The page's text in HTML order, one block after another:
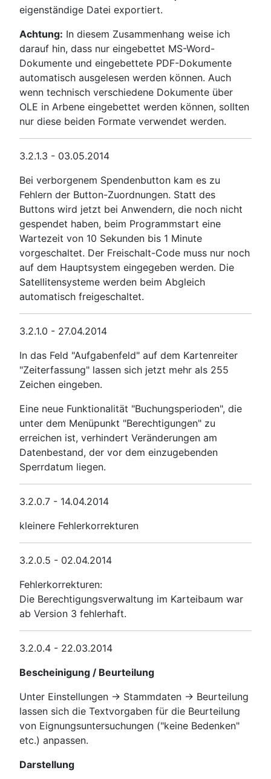
eigenständige Datei exportiert.
Achtung: In diesem Zusammenhang weise ich
darauf hin, dass nur eingebettet MS-Word-
Dokumente und eingebettete PDF-Dokumente
automatisch ausgelesen werden können. Auch
wenn technisch verschiedene Dokumente über
OLE in Arbene eingebettet werden können, sollten
nur diese beiden Formate verwendet werden.
3.2.1.3 - 03.05.2014
Bei verborgenem Spendenbutton kam es zu
Fehlern der Button-Zuordnungen. Statt des
Buttons wird jetzt bei Anwendern, die noch nicht
gespendet haben, beim Programmstart eine
Wartezeit von 10 Sekunden bis 1 Minute
vorgeschaltet. Der Freischalt-Code muss nur noch
auf dem Hauptsystem eingegeben werden. Die
Satellitensysteme werden beim Abgleich
automatisch freigeschaltet.
3.2.1.0 - 27.04.2014
In das Feld "Aufgabenfeld" auf dem Kartenreiter
"Zeiterfassung" lassen sich jetzt mehr als 255
Zeichen eingeben.
Eine neue Funktionalität "Buchungsperioden", die
unter dem Menüpunkt "Berechtigungen" zu
erreichen ist, verhindert Veränderungen am
Datenbestand, der vor dem einzugebenden
Sperrdatum liegen.
3.2.0.7 - 14.04.2014
kleinere Fehlerkorrekturen
3.2.0.5 - 02.04.2014
Fehlerkorrekturen:
Die Berechtigungsverwaltung im Karteibaum war
ab Version 3 fehlerhaft.
3.2.0.4 - 22.03.2014
Bescheinigung / Beurteilung
Unter Einstellungen -> Stammdaten -> Beurteilung
lassen sich die Textvorgaben für die Beurteilung
von Eignungsuntersuchungen ("keine Bedenken"
etc.) anpassen.
Darstellung